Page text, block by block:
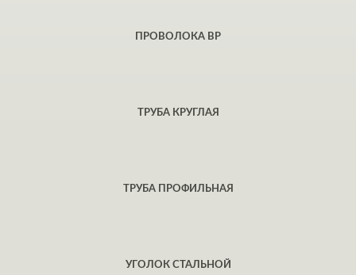
ПРОВОЛОКА ВР
ТРУБА КРУГЛАЯ
ТРУБА ПРОФИЛЬНАЯ
УГОЛОК СТАЛЬНОЙ